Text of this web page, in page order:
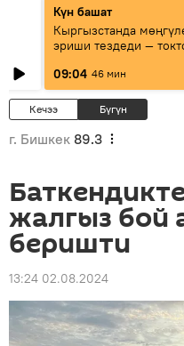
Күн башат
Кыргызстанда
эриши тездеди —
09:04 46 мин
Кечээ Бүгүн
г. Бишкек 89.3
жалгыз бой
беришти
13:24 02.08.2024